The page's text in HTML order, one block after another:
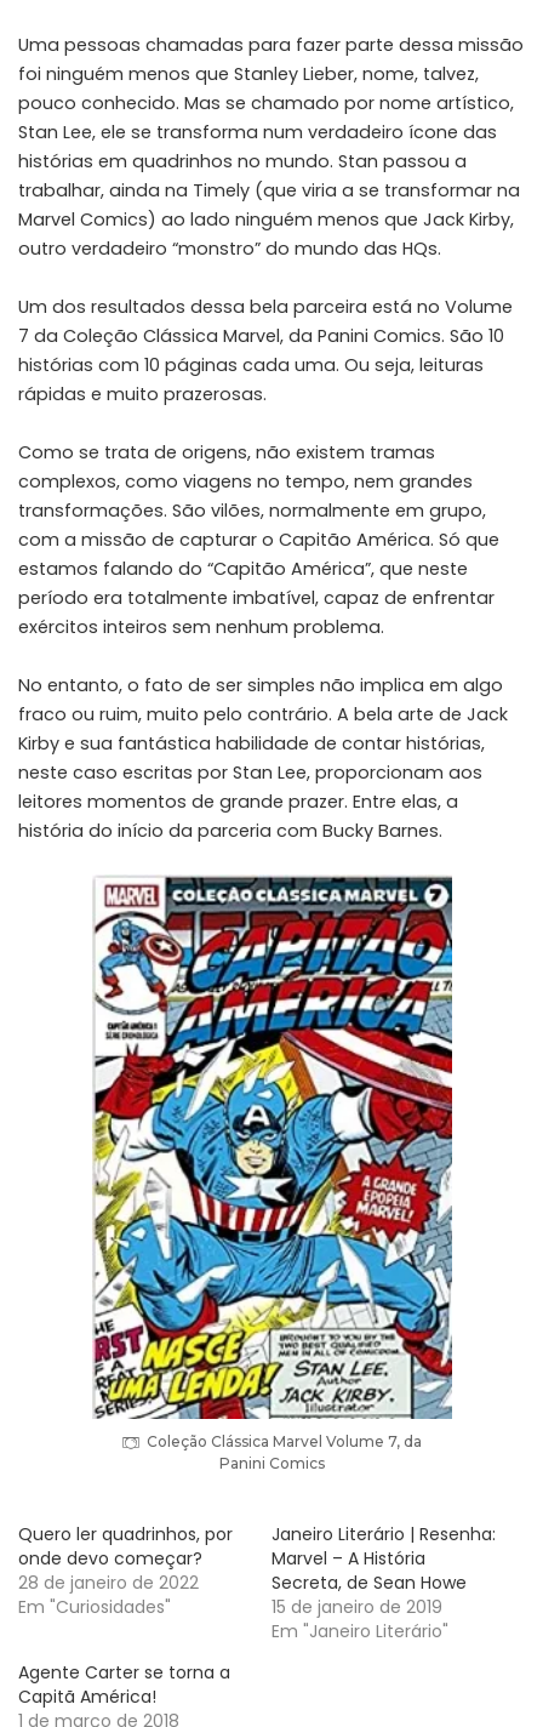
Uma pessoas chamadas para fazer parte dessa missão
foi ninguém menos que Stanley Lieber, nome, talvez,
pouco conhecido. Mas se chamado por nome artístico,
Stan Lee, ele se transforma num verdadeiro ícone das
histórias em quadrinhos no mundo. Stan passou a
trabalhar, ainda na Timely (que viria a se transformar na
Marvel Comics) ao lado ninguém menos que Jack Kirby,
outro verdadeiro “monstro” do mundo das HQs.
Um dos resultados dessa bela parceira está no Volume
7 da Coleção Clássica Marvel, da Panini Comics. São 10
histórias com 10 páginas cada uma. Ou seja, leituras
rápidas e muito prazerosas.
Como se trata de origens, não existem tramas
complexos, como viagens no tempo, nem grandes
transformações. São vilões, normalmente em grupo,
com a missão de capturar o Capitão América. Só que
estamos falando do “Capitão América”, que neste
período era totalmente imbatível, capaz de enfrentar
exércitos inteiros sem nenhum problema.
No entanto, o fato de ser simples não implica em algo
fraco ou ruim, muito pelo contrário. A bela arte de Jack
Kirby e sua fantástica habilidade de contar histórias,
neste caso escritas por Stan Lee, proporcionam aos
leitores momentos de grande prazer. Entre elas, a
história do início da parceria com Bucky Barnes.
Coleção Clássica Marvel Volume 7, da
Panini Comics
Quero ler quadrinhos, por
onde devo começar?
28 de janeiro de 2022
Em "Curiosidades"
Janeiro Literário | Resenha:
Marvel – A História
Secreta, de Sean Howe
15 de janeiro de 2019
Em "Janeiro Literário"
Agente Carter se torna a
Capitã América!
1 de março de 2018